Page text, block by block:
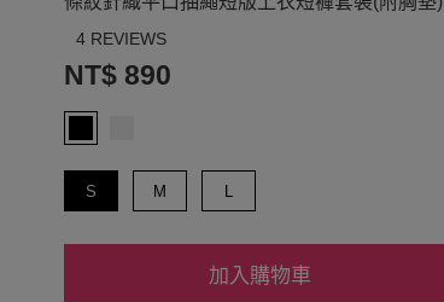
4 REVIEWS
NT$ 890
S M L
加入購物車